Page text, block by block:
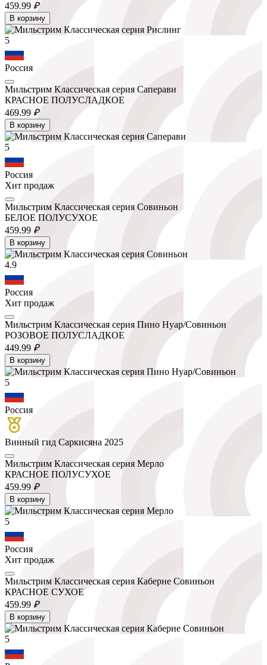
459.99 ₽
В корзину
5
Россия
Мильстрим Классическая серия Саперави
КРАСНОЕ ПОЛУСЛАДКОЕ
469.99 ₽
В корзину
5
Россия
Хит продаж
Мильстрим Классическая серия Совиньон
БЕЛОЕ ПОЛУСУХОЕ
459.99 ₽
В корзину
4.9
Россия
Хит продаж
Мильстрим Классическая серия Пино Нуар/Совиньон
РОЗОВОЕ ПОЛУСЛАДКОЕ
449.99 ₽
В корзину
5
Россия
Винный гид Саркисяна 2025
Мильстрим Классическая серия Мерло
КРАСНОЕ ПОЛУСУХОЕ
459.99 ₽
В корзину
5
Россия
Хит продаж
Мильстрим Классическая серия Каберне Совиньон
КРАСНОЕ СУХОЕ
459.99 ₽
В корзину
5